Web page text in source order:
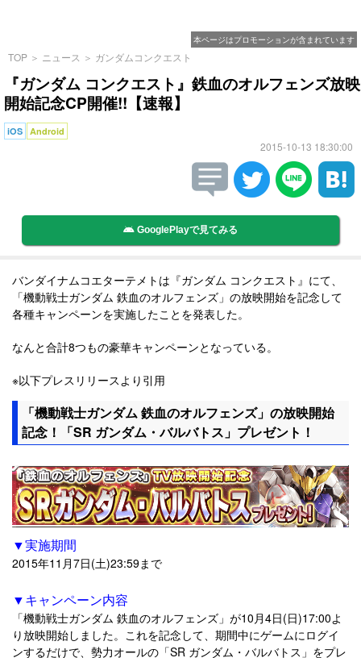
本ページはプロモーションが含まれています
TOP ＞ ニュース ＞ ガンダムコンクエスト
『ガンダム コンクエスト』鉄血のオルフェンズ放映
開始記念CP開催!!【速報】
iOS Android
2015-10-13 18:30:00
GooglePlayで見てみる
バンダイナムコエターテメトは『ガンダム コンクエスト』にて、
「機動戦士ガンダム 鉄血のオルフェンズ」の放映開始を記念して
各種キャンペーンを実施したことを発表した。
なんと合計8つもの豪華キャンペーンとなっている。
※以下プレスリリースより引用
「機動戦士ガンダム 鉄血のオルフェンズ」の放映開始
記念！「SR ガンダム・バルバトス」プレゼント！
▼実施期間
2015年11月7日(土)23:59まで
▼キャンペーン内容
「機動戦士ガンダム 鉄血のオルフェンズ」が10月4日(日)17:00よ
り放映開始しました。これを記念して、期間中にゲームにログイ
ンするだけで、勢力オールの「SR ガンダム・バルバトス」をプレ